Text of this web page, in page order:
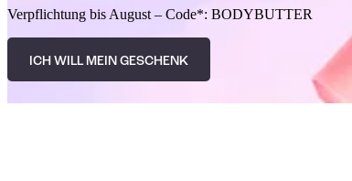
Verpflichtung bis August – Code*: BODYBUTTER
ICH WILL MEIN GESCHENK